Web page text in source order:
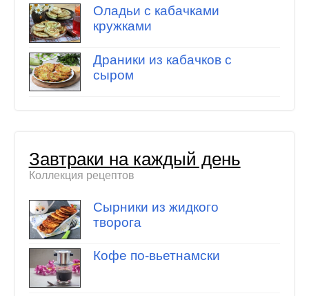
Оладьи с кабачками
кружками
Драники из кабачков с
сыром
Завтраки на каждый день
Коллекция рецептов
Сырники из жидкого
творога
Кофе по-вьетнамски